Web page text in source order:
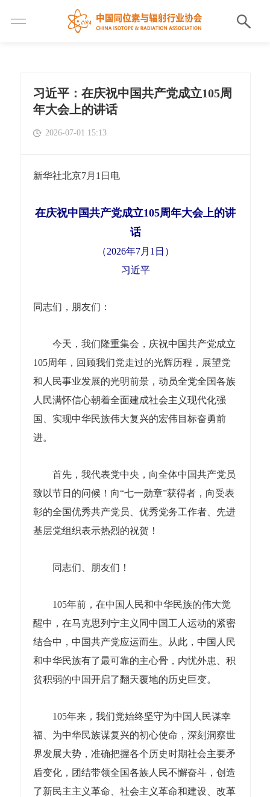
习近平：在庆祝中国共产党成立105周
年大会上的讲话
2026-07-01 15:13
新华社北京7月1日电
在庆祝中国共产党成立105周年大会上的讲
话
（2026年7月1日）
习近平
同志们，朋友们：
今天，我们隆重集会，庆祝中国共产党成立
105周年，回顾我们党走过的光辉历程，展望党
和人民事业发展的光明前景，动员全党全国各族
人民满怀信心朝着全面建成社会主义现代化强
国、实现中华民族伟大复兴的宏伟目标奋勇前
进。
首先，我代表党中央，向全体中国共产党员
致以节日的问候！向“七一勋章”获得者，向受表
彰的全国优秀共产党员、优秀党务工作者、先进
基层党组织表示热烈的祝贺！
同志们、朋友们！
105年前，在中国人民和中华民族的伟大觉
醒中，在马克思列宁主义同中国工人运动的紧密
结合中，中国共产党应运而生。从此，中国人民
和中华民族有了最可靠的主心骨，内忧外患、积
贫积弱的中国开启了翻天覆地的历史巨变。
105年来，我们党始终坚守为中国人民谋幸
福、为中华民族谋复兴的初心使命，深刻洞察世
界发展大势，准确把握各个历史时期社会主要矛
盾变化，团结带领全国各族人民不懈奋斗，创造
了新民主主义革命、社会主义革命和建设、改革